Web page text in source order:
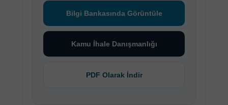
Bilgi Bankasında Görüntüle
Kamu İhale Danışmanlığı
PDF Olarak İndir